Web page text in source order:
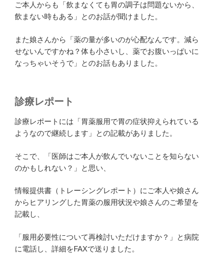
ご本人からも「飲まなくても胃の調子は問題ないから、
飲まない時もある」とのお話が聞けました。
また娘さんから「薬の量が多いのが心配なんです。減ら
せないんですかね？体も小さいし、薬でお腹いっぱいに
なっちゃいそうで」とのお話もありました。
診療レポート
診療レポートには「胃薬服用で胃の症状抑えられている
ようなので継続します」との記載がありました。
そこで、「医師はご本人が飲んでいないことを知らない
のかもしれない？」と思い、
情報提供書（トレーシングレポート）にご本人や娘さん
からヒアリングした胃薬の服用状況や娘さんのご希望を
記載し、
「服用必要性について再検討いただけますか？」と病院
に電話し、詳細をFAXで送りました。